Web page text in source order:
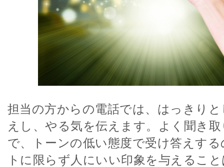
担当の方からの電話では、はっきり
えし、やる気を伝えます。よく聞き
で、トーンの低い態度で受け答えす
トに限らず人にいい印象を与えるこ